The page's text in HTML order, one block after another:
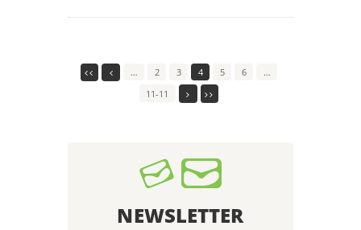
… 2 3 4 5 6
…
11-11
NEWSLETTER